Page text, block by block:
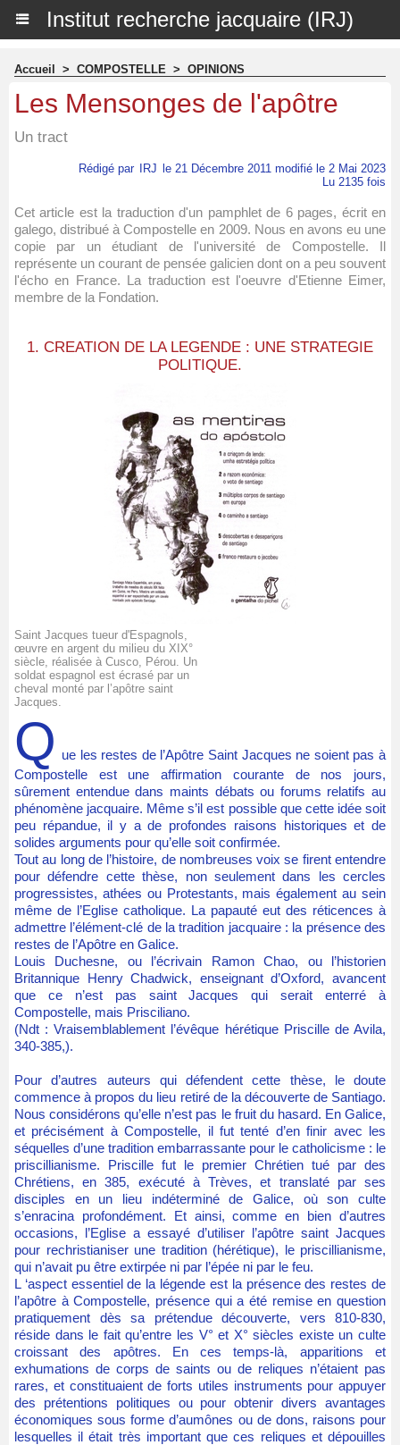
Institut recherche jacquaire (IRJ)
Accueil > COMPOSTELLE > OPINIONS
Les Mensonges de l'apôtre
Un tract
Rédigé par IRJ
le 21 Décembre 2011 modifié le 2 Mai 2023
Lu 2135 fois
Cet article est la traduction d'un pamphlet de 6 pages, écrit en
galego, distribué à Compostelle en 2009. Nous en avons eu une
copie par un étudiant de l'université de Compostelle. Il
représente un courant de pensée galicien dont on a peu souvent
l'écho en France. La traduction est l'oeuvre d'Etienne Eimer,
membre de la Fondation.
1. CREATION DE LA LEGENDE : UNE STRATEGIE
POLITIQUE.
Saint Jacques tueur d'Espagnols,
œuvre en argent du milieu du XIX°
siècle, réalisée à Cusco, Pérou. Un
soldat espagnol est écrasé par un
cheval monté par l’apôtre saint
Jacques.
Q ue les restes de l’Apôtre Saint Jacques ne soient pas à
Compostelle est une affirmation courante de nos jours,
sûrement entendue dans maints débats ou forums relatifs au
phénomène jacquaire. Même s’il est possible que cette idée soit
peu répandue, il y a de profondes raisons historiques et de
solides arguments pour qu’elle soit confirmée.
Tout au long de l’histoire, de nombreuses voix se firent entendre
pour défendre cette thèse, non seulement dans les cercles
progressistes, athées ou Protestants, mais également au sein
même de l’Eglise catholique. La papauté eut des réticences à
admettre l’élément-clé de la tradition jacquaire : la présence des
restes de l’Apôtre en Galice.
Louis Duchesne, ou l’écrivain Ramon Chao, ou l’historien
Britannique Henry Chadwick, enseignant d’Oxford, avancent
que ce n’est pas saint Jacques qui serait enterré à
Compostelle, mais Prisciliano.
(Ndt : Vraisemblablement l’évêque hérétique Priscille de Avila,
340-385,).
Pour d’autres auteurs qui défendent cette thèse, le doute
commence à propos du lieu retiré de la découverte de Santiago.
Nous considérons qu’elle n’est pas le fruit du hasard. En Galice,
et précisément à Compostelle, il fut tenté d’en finir avec les
séquelles d’une tradition embarrassante pour le catholicisme : le
priscillianisme. Priscille fut le premier Chrétien tué par des
Chrétiens, en 385, exécuté à Trèves, et translaté par ses
disciples en un lieu indéterminé de Galice, où son culte
s’enracina profondément. Et ainsi, comme en bien d’autres
occasions, l’Eglise a essayé d’utiliser l’apôtre saint Jacques
pour rechristianiser une tradition (hérétique), le priscillianisme,
qui n’avait pu être extirpée ni par l’épée ni par le feu.
L ‘aspect essentiel de la légende est la présence des restes de
l’apôtre à Compostelle, présence qui a été remise en question
pratiquement dès sa prétendue découverte, vers 810-830,
réside dans le fait qu’entre les V° et X° siècles existe un culte
croissant des apôtres. En ces temps-là, apparitions et
exhumations de corps de saints ou de reliques n’étaient pas
rares, et constituaient de forts utiles instruments pour appuyer
des prétentions politiques ou pour obtenir divers avantages
économiques sous forme d’aumônes ou de dons, raisons pour
lesquelles il était très important que ces reliques et dépouilles